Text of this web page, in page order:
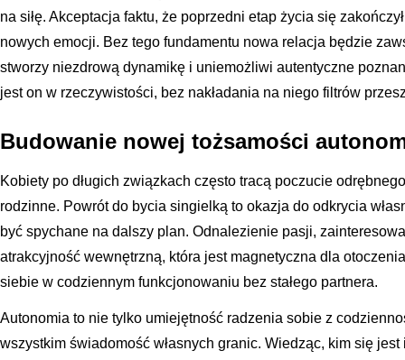
na siłę. Akceptacja faktu, że poprzedni etap życia się
nowych emocji. Bez tego fundamentu nowa relacja będzie
stworzy niezdrową dynamikę i uniemożliwi autentyczne
jest on w rzeczywistości, bez nakładania na niego filtrów
Budowanie nowej tożsamości
Kobiety po długich związkach często tracą poczucie
rodzinne. Powrót do bycia singielką to okazja do odkrycia
być spychane na dalszy plan. Odnalezienie pasji,
atrakcyjność wewnętrzną, która jest magnetyczna dla
siebie w codziennym funkcjonowaniu bez stałego partnera.
Autonomia to nie tylko umiejętność radzenia sobie z
wszystkim świadomość własnych granic. Wiedząc, kim się